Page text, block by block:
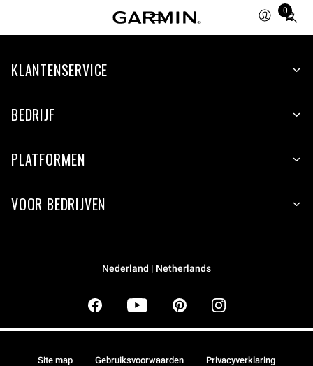
0
Total
items
cart:
KLANTENSERVICE
BEDRIJF
PLATFORMEN
VOOR BEDRIJVEN
Nederland | Netherlands
Site map Gebruiksvoorwaarden Privacyverklaring